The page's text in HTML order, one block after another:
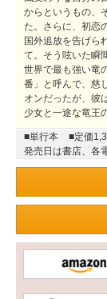
からというもの、
た。さらに、初恋
国外追放を告げら
て。そう呟いた瞬
世界で最も強い竜
番」と呼んで、慈
オンだったが、彼
少女と一途な竜王
■単行本 ■定価
発売日は書店、各